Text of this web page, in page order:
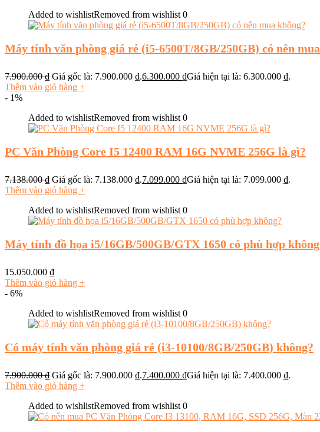
Added to wishlistRemoved from wishlist 0
Máy tính văn phòng giá rẻ (i5-6500T/8GB/250GB) có nên
7.900.000₫ Giá gốc là: 7.900.000 ₫.6.300.000 ₫Giá hiện tại là: 6.300.000 ₫.
Thêm vào giỏ hàng +
- 1%
Added to wishlistRemoved from wishlist 0
PC Văn Phòng Core I5 12400 RAM 16G NVME 256G là gì?
7.138.000₫ Giá gốc là: 7.138.000 ₫.7.099.000 ₫Giá hiện tại là: 7.099.000 ₫.
Thêm vào giỏ hàng +
Added to wishlistRemoved from wishlist 0
Máy tính đồ họa i5/16GB/500GB/GTX 1650 có phù hợp
15.050.000 ₫
Thêm vào giỏ hàng +
- 6%
Added to wishlistRemoved from wishlist 0
Có máy tính văn phòng giá rẻ (i3-10100/8GB/250GB) không?
7.900.000₫ Giá gốc là: 7.900.000 ₫.7.400.000 ₫Giá hiện tại là: 7.400.000 ₫.
Thêm vào giỏ hàng +
Added to wishlistRemoved from wishlist 0